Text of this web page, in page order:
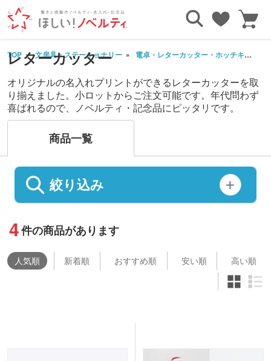
TOP 文房具・ステーショナリー 電卓・レターカッター・ホッチキス他
レターカッター
オリジナルの名入れプリントができるレターカッターを取
り揃えました。小ロットからご注文可能です。年代問わず
喜ばれるので、ノベルティ・記念品にピッタリです。
商品一覧
絞り込み
4件の商品があります
人気順 新着順 おすすめ順 安い順 高い順